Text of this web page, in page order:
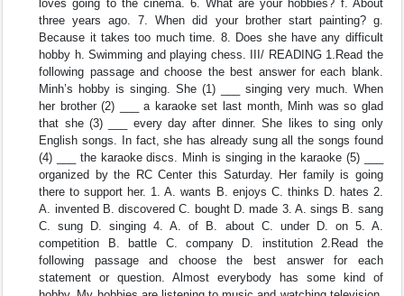
loves going to the cinema. 6. What are your hobbies? f. About
three years ago. 7. When did your brother start painting? g.
Because it takes too much time. 8. Does she have any difficult
hobby h. Swimming and playing chess. III/ READING 1.Read the
following passage and choose the best answer for each blank.
Minh’s hobby is singing. She (1) ___ singing very much. When
her brother (2) ___ a karaoke set last month, Minh was so glad
that she (3) ___ every day after dinner. She likes to sing only
English songs. In fact, she has already sung all the songs found
(4) ___ the karaoke discs. Minh is singing in the karaoke (5) ___
organized by the RC Center this Saturday. Her family is going
there to support her. 1. A. wants B. enjoys C. thinks D. hates 2.
A. invented B. discovered C. bought D. made 3. A. sings B. sang
C. sung D. singing 4. A. of B. about C. under D. on 5. A.
competition B. battle C. company D. institution 2.Read the
following passage and choose the best answer for each
statement or question. Almost everybody has some kind of